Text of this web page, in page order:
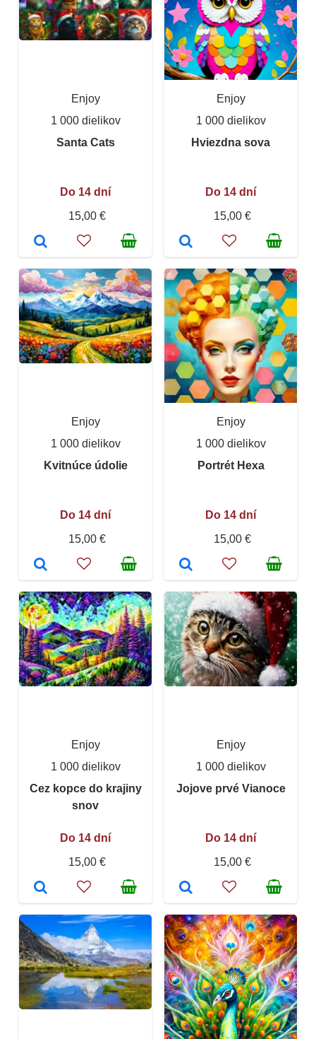
Enjoy
1 000 dielikov
Santa Cats
Do 14 dní
15,00 €
Enjoy
1 000 dielikov
Hviezdna sova
Do 14 dní
15,00 €
Enjoy
1 000 dielikov
Kvitnúce údolie
Do 14 dní
15,00 €
Enjoy
1 000 dielikov
Portrét Hexa
Do 14 dní
15,00 €
Enjoy
1 000 dielikov
Cez kopce do krajiny
snov
Do 14 dní
15,00 €
Enjoy
1 000 dielikov
Jojove prvé Vianoce
Do 14 dní
15,00 €